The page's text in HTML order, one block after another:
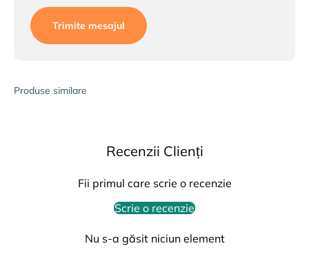
Trimite mesajul
Produse similare
Recenzii Clienți
Fii primul care scrie o recenzie
Scrie o recenzie
Nu s-a găsit niciun element